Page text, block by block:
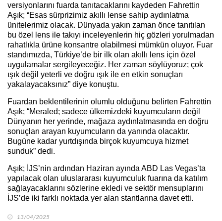
versiyonlarını fuarda tanıtacaklarını kaydeden Fahrettin
Aşık; “Esas sürprizimiz akıllı lense sahip aydınlatma
ünitelerimiz olacak. Dünyada yakın zaman önce tanıtılan
bu özel lens ile takıyı inceleyenlerin hiç gözleri yorulmadan
rahatlıkla ürüne konsantre olabilmesi mümkün oluyor. Fuar
standımızda, Türkiye’de bir ilk olan akıllı lens için özel
uygulamalar sergileyeceğiz. Her zaman söylüyoruz; çok
ışık değil yeterli ve doğru ışık ile en etkin sonuçları
yakalayacaksınız” diye konuştu.
Fuardan beklentilerinin olumlu olduğunu belirten Fahrettin
Aşık; “Meraled; sadece ülkemizdeki kuyumcuların değil
Dünyanın her yerinde, mağaza aydınlatmasında en doğru
sonuçları arayan kuyumcuların da yanında olacaktır.
Bugüne kadar yurtdışında birçok kuyumcuya hizmet
sunduk” dedi.
Aşık; İJS’nin ardından Haziran ayında ABD Las Vegas’ta
yapılacak olan uluslararası kuyumculuk fuarına da katılım
sağlayacaklarını sözlerine ekledi ve sektör mensuplarını
İJS’de iki farklı noktada yer alan stantlarına davet etti.
13/04/2025